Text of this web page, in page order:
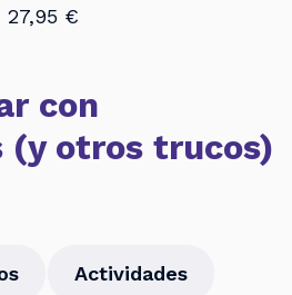
27,95 €
con
(y otros trucos)
Actividades